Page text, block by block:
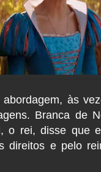
às
Branca de
o rei, disse que
direitos e pelo